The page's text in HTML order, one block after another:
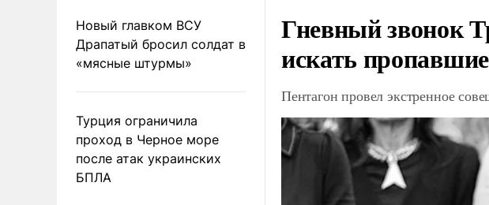
Новый главком ВСУ
Драпатый бросил солдат в
«мясные штурмы»
Турция ограничила
проход в Черное море
после атак украинских
БПЛА
Гневный звонок
искать
Пентагон провел экстренное